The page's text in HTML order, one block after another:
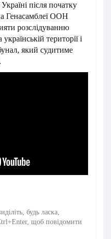
після початку
Генасамблеї ООН
розслідуванню
території і
який судитиме
будь ласка,
щоб повідомити